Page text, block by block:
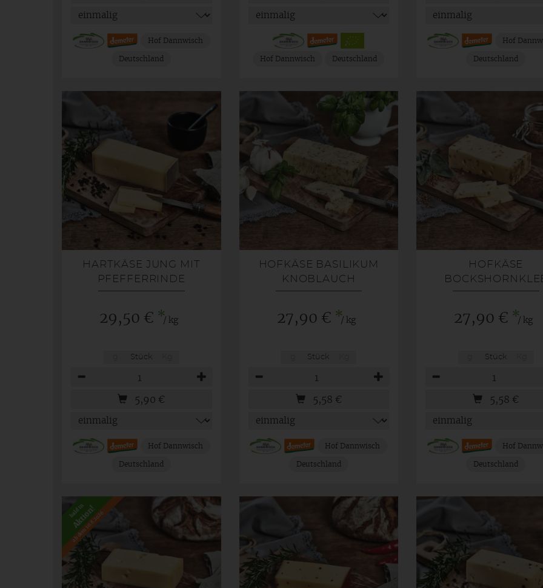
Hof Dannwisch
Deutschland Hof Dannwisch Deutschland
Hof
Deutschland
HARTKÄSE JUNG MIT
PFEFFERRINDE
29,50 € */ kg
Stück
5,90 €
Hof Dannwisch
Deutschland
HOFKÄSE BASILIKUM
KNOBLAUCH
27,90 € */ kg
Stück
5,58 €
Hof Dannwisch
Deutschland
HOFKÄSE
27,90 € */ kg
Stück
5,58 €
Hof
Deutschland
bald in
Aktion!
ab dem 10.8.2026